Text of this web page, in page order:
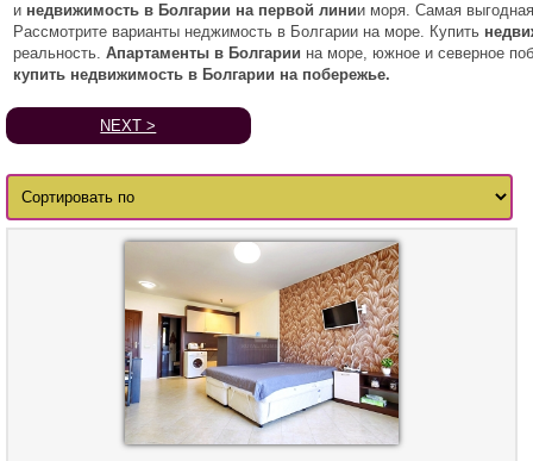
и недвижимость в Болгарии на первой линии моря. Самая
Рассмотрите варианты неджимость в Болгарии на море. Купить
реальность. Апартаменты в Болгарии на море, южное и северное
купить недвижимость в Болгарии на побережье.
NEXT >